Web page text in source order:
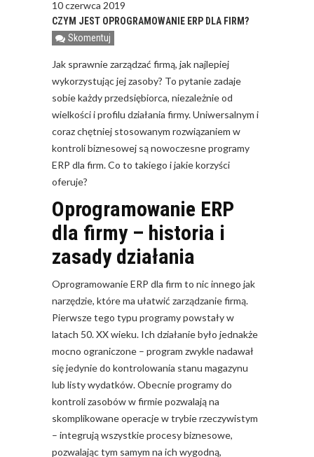
10 czerwca 2019
CZYM JEST OPROGRAMOWANIE ERP DLA FIRM?
Skomentuj
Jak sprawnie zarządzać firmą, jak najlepiej
wykorzystując jej zasoby? To pytanie zadaje
sobie każdy przedsiębiorca, niezależnie od
wielkości i profilu działania firmy. Uniwersalnym i
coraz chętniej stosowanym rozwiązaniem w
kontroli biznesowej są nowoczesne programy
ERP dla firm. Co to takiego i jakie korzyści
oferuje?
Oprogramowanie ERP
dla firmy – historia i
zasady działania
Oprogramowanie ERP dla firm to nic innego jak
narzędzie, które ma ułatwić zarządzanie firmą.
Pierwsze tego typu programy powstały w
latach 50. XX wieku. Ich działanie było jednakże
mocno ograniczone – program zwykle nadawał
się jedynie do kontrolowania stanu magazynu
lub listy wydatków. Obecnie programy do
kontroli zasobów w firmie pozwalają na
skomplikowane operacje w trybie rzeczywistym
– integrują wszystkie procesy biznesowe,
pozwalając tym samym na ich wygodną,